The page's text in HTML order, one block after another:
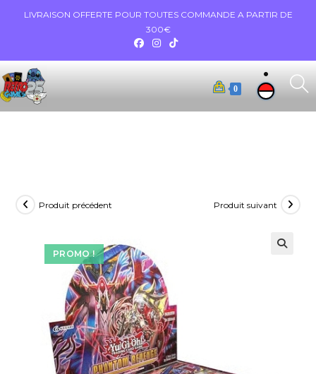
LIVRAISON OFFERTE POUR TOUTES COMMANDE A PARTIR DE
300€
0
PROMO !
Produit précédent Produit suivant